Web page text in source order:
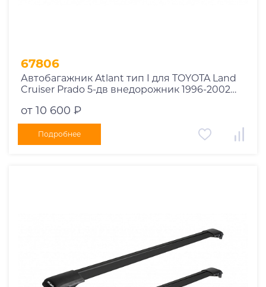
67806
Автобагажник Atlant тип I для TOYOTA Land
Cruiser Prado 5-дв внедорожник 1996-2002
10002+11115+11115
от 10 600 ₽
Подробнее